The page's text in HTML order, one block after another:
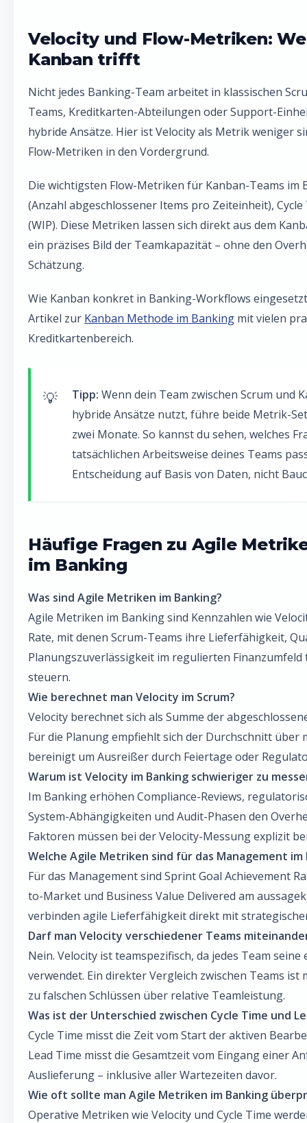
Velocity und Flow-Metriken:
Kanban trifft
Nicht jedes Banking-Team arbeitet in klassischen
Teams, Kreditkarten-Abteilungen oder Support-
hybride Ansätze. Hier ist Velocity als Metrik weniger
Flow-Metriken in den Vordergrund.
Die wichtigsten Flow-Metriken für Kanban-Teams
(Anzahl abgeschlossener Items pro Zeiteinheit),
(WIP). Diese Metriken lassen sich direkt aus dem
ein präzises Bild der Teamkapazität – ohne den
Schätzung.
Wie Kanban konkret in Banking-Workflows
Artikel zur Kanban Methode im Banking mit vielen
Kreditkartenbereich.
Tipp: Wenn dein Team zwischen Scrum und
hybride Ansätze nutzt, führe beide Metrik-
zwei Monate. So kannst du sehen, welches
tatsächlichen Arbeitsweise deines Teams
Entscheidung auf Basis von Daten, nicht
Häufige Fragen zu Agile
im Banking
Was sind Agile Metriken im Banking?
Agile Metriken im Banking sind Kennzahlen wie
Rate, mit denen Scrum-Teams ihre Lieferfähigkeit,
Planungszuverlässigkeit im regulierten
steuern.
Wie berechnet man Velocity im Scrum?
Velocity berechnet sich als Summe der
Für die Planung empfiehlt sich der Durchschnitt über
bereinigt um Ausreißer durch Feiertage oder
Warum ist Velocity im Banking schwieriger zu
Im Banking erhöhen Compliance-Reviews,
System-Abhängigkeiten und Audit-Phasen den
Faktoren müssen bei der Velocity-Messung explizit
Welche Agile Metriken sind für das Management
Für das Management sind Sprint Goal Achievement
to-Market und Business Value Delivered am
verbinden agile Lieferfähigkeit direkt mit
Darf man Velocity verschiedener Teams
Nein. Velocity ist teamspezifisch, da jedes Team seine
verwendet. Ein direkter Vergleich zwischen Teams
zu falschen Schlüssen über relative Teamleistung.
Was ist der Unterschied zwischen Cycle Time und
Cycle Time misst die Zeit vom Start der aktiven
Lead Time misst die Gesamtzeit vom Eingang einer
Auslieferung – inklusive aller Wartezeiten davor.
Wie oft sollte man Agile Metriken im Banking
Operative Metriken wie Velocity und Cycle Time